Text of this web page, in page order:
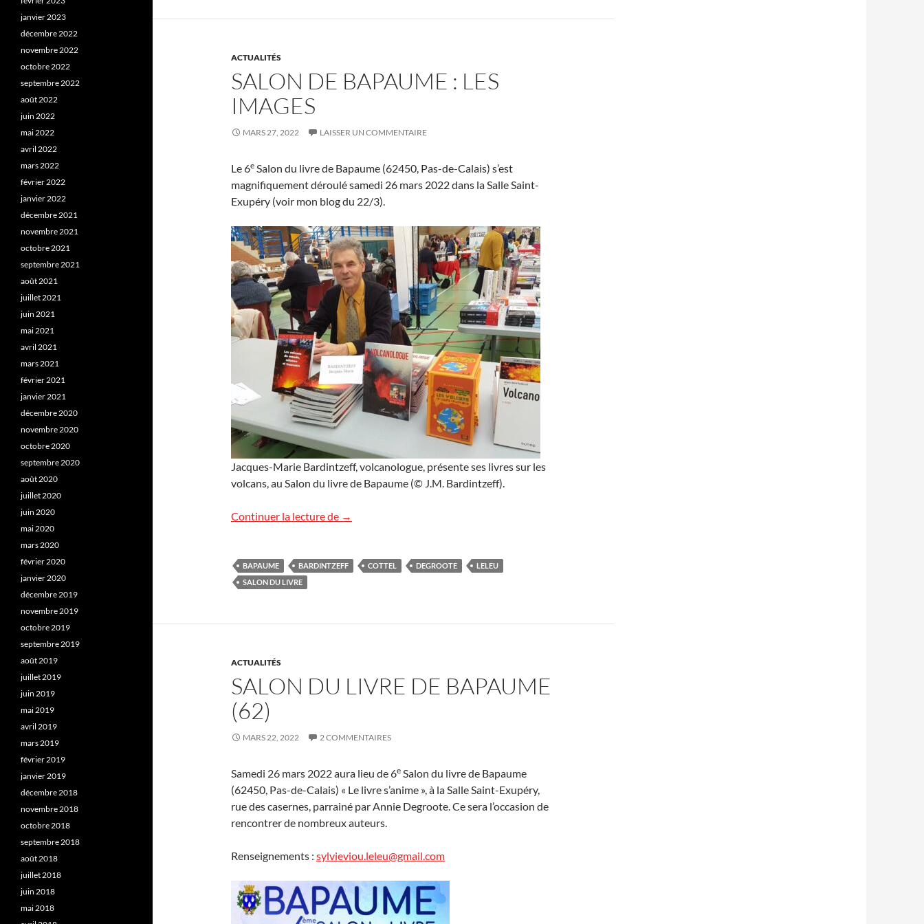
ACTUALITÉS
SALON DE BAPAUME : LES
IMAGES
MARS 27, 2022 LAISSER UN COMMENTAIRE
Le 6e Salon du livre de Bapaume (62450, Pas-de-Calais) s’est
magnifiquement déroulé samedi 26 mars 2022 dans la Salle Saint-
Exupéry (voir mon blog du 22/3).
Jacques-Marie Bardintzeff, volcanologue, présente ses livres sur les
volcans, au Salon du livre de Bapaume (© J.M. Bardintzeff).
Continuer la lecture de Salon de Bapaume : les images
→
BAPAUME BARDINTZEFF COTTEL DEGROOTE
LELEU
SALON DU LIVRE
ACTUALITÉS
SALON DU LIVRE DE BAPAUME
(62)
MARS 22, 2022 2 COMMENTAIRES
Samedi 26 mars 2022 aura lieu de 6e Salon du livre de Bapaume
(62450, Pas-de-Calais) « Le livre s’anime », à la Salle Saint-Exupéry,
rue des casernes, parrainé par Annie Degroote. Ce sera l’occasion de
rencontrer de nombreux auteurs.
Renseignements : sylvieviou.leleu@gmail.com
janvier 2023
décembre 2022
novembre 2022
octobre 2022
septembre 2022
août 2022
juin 2022
mai 2022
avril 2022
mars 2022
février 2022
janvier 2022
décembre 2021
novembre 2021
octobre 2021
septembre 2021
août 2021
juillet 2021
juin 2021
mai 2021
avril 2021
mars 2021
février 2021
janvier 2021
décembre 2020
novembre 2020
octobre 2020
septembre 2020
août 2020
juillet 2020
juin 2020
mai 2020
mars 2020
février 2020
janvier 2020
décembre 2019
novembre 2019
octobre 2019
septembre 2019
août 2019
juillet 2019
juin 2019
mai 2019
avril 2019
mars 2019
février 2019
janvier 2019
décembre 2018
novembre 2018
octobre 2018
septembre 2018
août 2018
juillet 2018
juin 2018
mai 2018